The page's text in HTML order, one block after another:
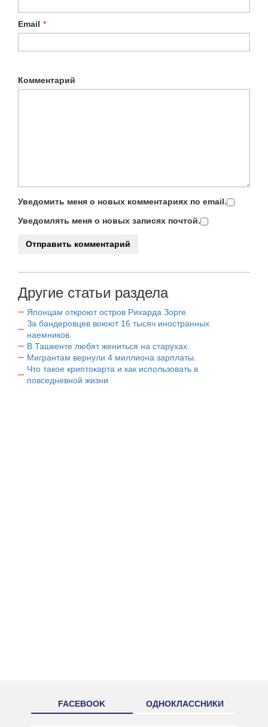
Email *
Комментарий
Уведомить меня о новых комментариях по email.
Уведомлять меня о новых записях почтой.
Другие статьи раздела
Японцам откроют остров Рихарда Зорге
За бандеровцев воюют 16 тысяч иностранных
наемников.
В Ташкенте любят жениться на старухах.
Мигрантам вернули 4 миллиона зарплаты.
Что такое криптокарта и как использовать в
повседневной жизни
FACEBOOK ОДНОКЛАССНИКИ